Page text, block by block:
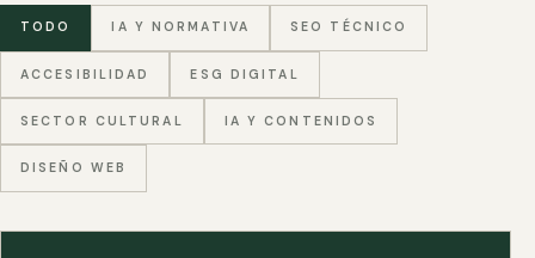
TODO IA Y NORMATIVA SEO TÉCNICO
ACCESIBILIDAD ESG DIGITAL
SECTOR CULTURAL IA Y CONTENIDOS
DISEÑO WEB